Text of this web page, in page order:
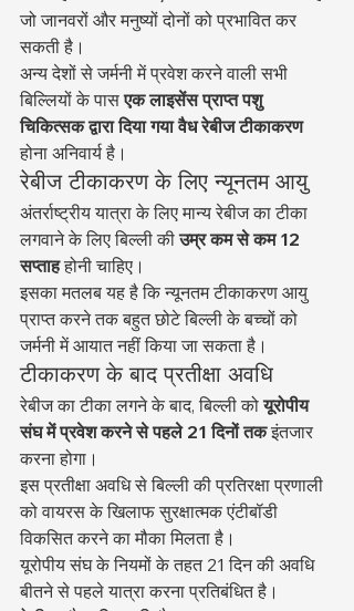
जो जानवरों और मनुष्यों दोनों को प्रभावित कर
सकती है।
अन्य देशों से जर्मनी में प्रवेश करने वाली सभी
बिल्लियों के पास एक लाइसेंस प्राप्त पशु
चिकित्सक द्वारा दिया गया वैध रेबीज टीकाकरण
होना अनिवार्य है।
रेबीज टीकाकरण के लिए न्यूनतम आयु
अंतर्राष्ट्रीय यात्रा के लिए मान्य रेबीज का टीका
लगवाने के लिए बिल्ली की उम्र कम से कम 12
सप्ताह होनी चाहिए।
इसका मतलब यह है कि न्यूनतम टीकाकरण आयु
प्राप्त करने तक बहुत छोटे बिल्ली के बच्चों को
जर्मनी में आयात नहीं किया जा सकता है।
टीकाकरण के बाद प्रतीक्षा अवधि
रेबीज का टीका लगने के बाद, बिल्ली को यूरोपीय
संघ में प्रवेश करने से पहले 21 दिनों तक इंतजार
करना होगा।
इस प्रतीक्षा अवधि से बिल्ली की प्रतिरक्षा प्रणाली
को वायरस के खिलाफ सुरक्षात्मक एंटीबॉडी
विकसित करने का मौका मिलता है।
यूरोपीय संघ के नियमों के तहत 21 दिन की अवधि
बीतने से पहले यात्रा करना प्रतिबंधित है।